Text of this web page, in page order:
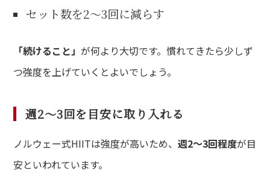
セット数を2〜3回に減らす
「続けること」が何より大切です。慣れてきたら少しず
つ強度を上げていくとよいでしょう。
週2〜3回を目安に取り入れる
ノルウェー式HIITは強度が高いため、週2〜3回程度が目
安といわれています。